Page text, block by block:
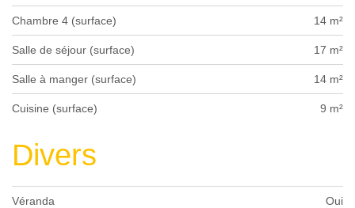
Chambre 4 (surface) 14 m²
Salle de séjour (surface) 17 m²
Salle à manger (surface) 14 m²
Cuisine (surface) 9 m²
Divers
Véranda Oui